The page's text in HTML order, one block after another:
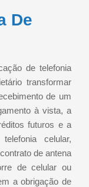
De
de telefonia
transformar
de um
à vista, a
futuros e a
celular,
de antena
de celular ou
a obrigação de